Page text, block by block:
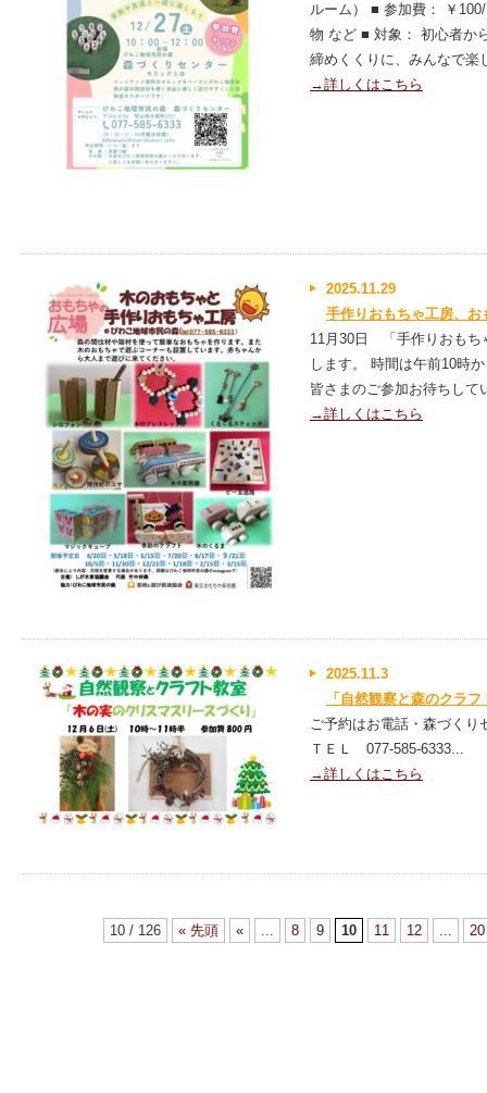
ルーム） ■ 参加費： ￥
物 など ■ 対象： 初心者か
締めくくりに、みんなで楽
→詳しくはこちら
2025.11.29
手作りおもちゃ工房、
11月30日 「手作りおもち
します。 時間は午前10時
皆さまのご参加お待ちして
→詳しくはこちら
2025.11.3
「自然観察と森のクラ
ご予約はお電話・森づくり
ＴＥＬ 077-585-6333...
→詳しくはこちら
10 / 126 « 先頭 « ... 8 9 10 11 12 ... 20